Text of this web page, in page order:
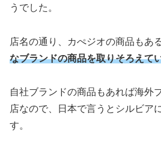
うでした。
店名の通り、カぺジオの商品もあ
なブランドの商品を取りそろえて
自社ブランドの商品もあれば海外
店なので、日本で言うとシルビア
す。